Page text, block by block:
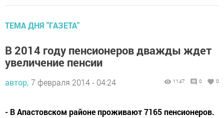
ТЕМА ДНЯ "ГАЗЕТА"
В 2014 году пенсионеров дважды ждет
увеличение пенсии
автор, 7 февраля 2014 - 04:24 1147 0 0
- В Апастовском районе проживают 7165 пенсионеров.